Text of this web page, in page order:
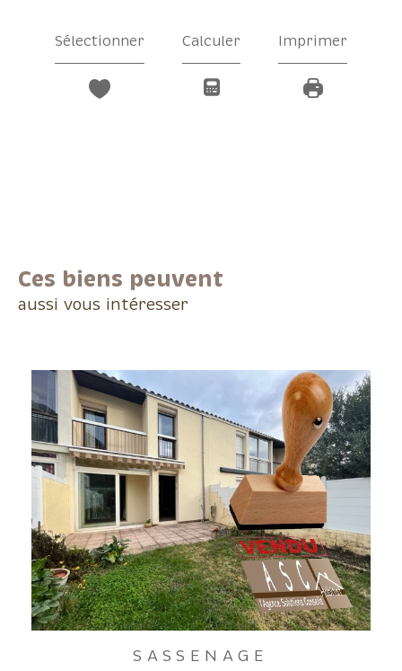
Sélectionner Calculer Imprimer
Ces biens peuvent
aussi vous intéresser
SASSENAGE